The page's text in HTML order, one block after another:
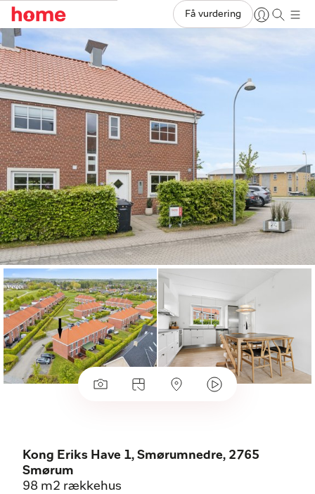
Få vurdering
Kong Eriks Have 1, Smørumnedre, 2765
Smørum
98 m2 rækkehus